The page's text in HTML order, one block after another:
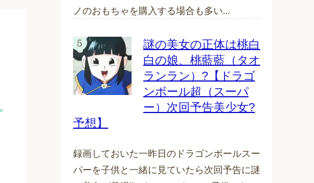
ノのおもちゃを購入する場合も多い...
謎の美女の正体は桃白
白の娘、桃藍藍（タオ
ランラン）?【ドラゴ
ンボール超（スーパ
ー）次回予告美少女?
予想】
録画しておいた一昨日のドラゴンボールスー
パーを子供と一緒に見ていたら次回予告に謎